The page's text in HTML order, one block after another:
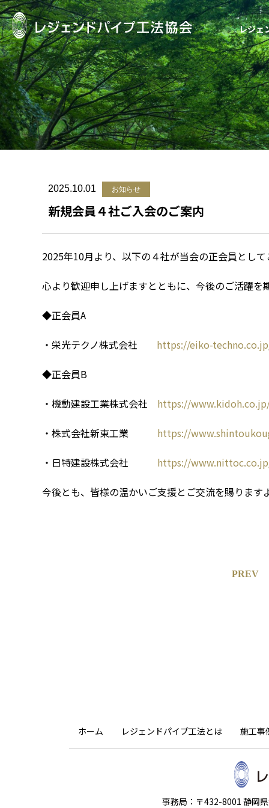
レジェ
レジェンドパイ
2025.10.01 お知らせ
新規会員４社ご入会のご案内
2025年10月より、以下の４社が当会の正会員とし
心より歓迎申し上げますとともに、今後のご活躍を
◆正会員A
・栄光テクノ株式会社 https://eiko-
◆正会員B
・機動建設工業株式会社 https://
・株式会社新東工業 https://
・日特建設株式会社 https://
今後とも、皆様の温かいご支援とご交流を賜ります
PREV
ホーム レジェンドパイプ工法とは 施工事
事務局：〒432-8001 静岡